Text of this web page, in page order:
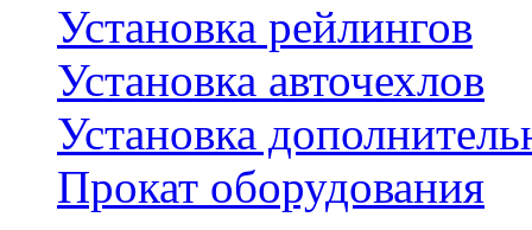
Установка рейлингов
Установка авточехлов
Установка
Прокат оборудования